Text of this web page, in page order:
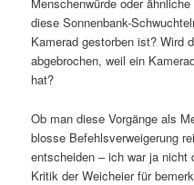
Menschenwürde oder
diese Sonnenbank-
Kamerad gestorben ist? Wird
abgebrochen, weil ein
hat?
Ob man diese Vorgänge als
blosse Befehlsverweigerung
entscheiden – ich war ja
Kritik der Weicheier für